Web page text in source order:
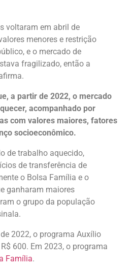
voltaram em abril de
menores e restrição
e o mercado de
fragilizado, então a
a partir de 2022, o mercado
acompanhado por
com valores maiores, fatores
socioeconômico.
de trabalho aquecido,
de transferência de
o Bolsa Família e o
ganharam maiores
o grupo da população
2022, o programa Auxílio
600. Em 2023, o programa
Família.